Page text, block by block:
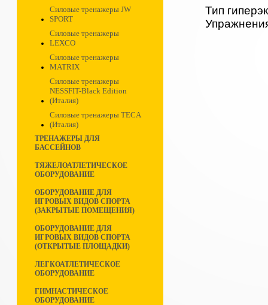
Силовые тренажеры JW
SPORT
Силовые тренажеры
LEXCO
Силовые тренажеры
MATRIX
Силовые тренажеры
NESSFIT-Black Edition
(Италия)
Силовые тренажеры TECA
(Италия)
ТРЕНАЖЕРЫ ДЛЯ
БАССЕЙНОВ
ТЯЖЕЛОАТЛЕТИЧЕСКОЕ
ОБОРУДОВАНИЕ
ОБОРУДОВАНИЕ ДЛЯ
ИГРОВЫХ ВИДОВ СПОРТА
(ЗАКРЫТЫЕ ПОМЕЩЕНИЯ)
ОБОРУДОВАНИЕ ДЛЯ
ИГРОВЫХ ВИДОВ СПОРТА
(ОТКРЫТЫЕ ПЛОЩАДКИ)
ЛЕГКОАТЛЕТИЧЕСКОЕ
ОБОРУДОВАНИЕ
ГИМНАСТИЧЕСКОЕ
ОБОРУДОВАНИЕ
Тип